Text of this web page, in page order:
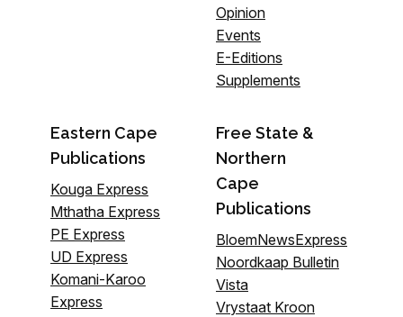
Opinion
Events
E-Editions
Supplements
Eastern Cape
Publications
Kouga Express
Mthatha Express
PE Express
UD Express
Komani-Karoo
Express
Free State &
Northern
Cape
Publications
BloemNewsExpress
Noordkaap Bulletin
Vista
Vrystaat Kroon